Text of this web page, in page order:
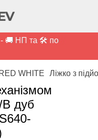
- 🚚 НП та 🛠️ по
WHITE Ліжко з
дуб